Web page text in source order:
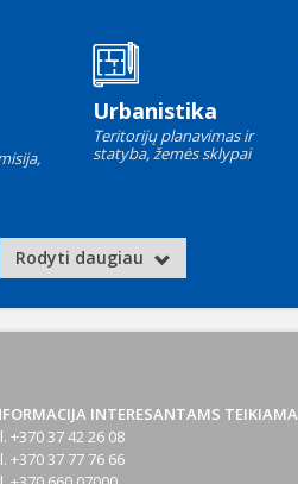
Urbanistika
Teritorijų planavimas ir
statyba, žemės sklypai
Rodyti daugiau
INTERESANTAMS TEIKIAMA
+370 37 42 26 08
+370 37 77 76 66